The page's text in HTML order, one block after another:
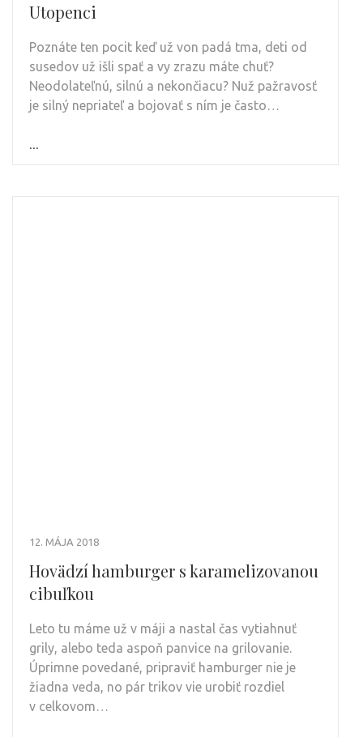
Utopenci
Poznáte ten pocit keď už von padá tma, deti od
susedov už išli spať a vy zrazu máte chuť?
Neodolateľnú, silnú a nekončiacu? Nuž pažravosť
je silný nepriateľ a bojovať s ním je často…
...
12. MÁJA 2018
Hovädzí hamburger s karamelizovanou
cibuľkou
Leto tu máme už v máji a nastal čas vytiahnuť
grily, alebo teda aspoň panvice na grilovanie.
Úprimne povedané, pripraviť hamburger nie je
žiadna veda, no pár trikov vie urobiť rozdiel
v celkovom…